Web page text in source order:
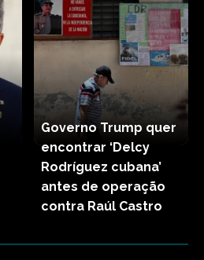
Governo Trump quer
encontrar ‘Delcy
Rodríguez cubana’
antes de operação
contra Raúl Castro